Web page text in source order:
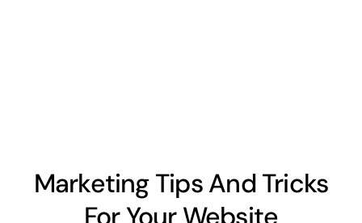
Marketing Tips And Tricks